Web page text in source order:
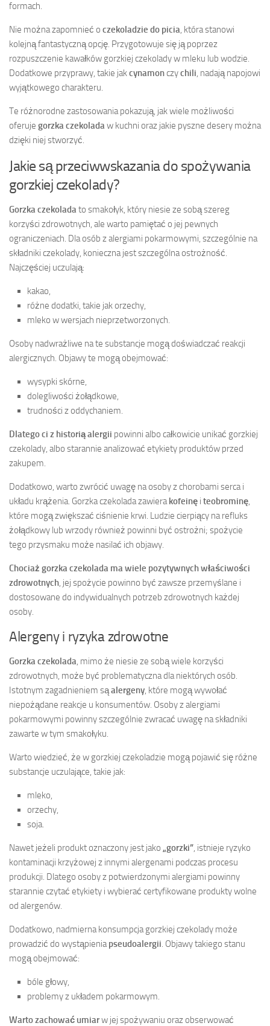
formach.
Nie można zapomnieć o czekoladzie do picia , która stanowi
kolejną fantastyczną opcję. Przygotowuje się ją poprzez
rozpuszczenie kawałków gorzkiej czekolady w mleku lub wodzie.
Dodatkowe przyprawy, takie jakcynamonczychili , nadają napojowi
wyjątkowego charakteru.
Te różnorodne zastosowania pokazują, jak wiele możliwości
oferuje gorzka czekolada w kuchni oraz jakie pyszne desery można
dzięki niej stworzyć.
Jakie są przeciwwskazania do spożywania
gorzkiej czekolady?
Gorzka czekolada to smakołyk, który niesie ze sobą szereg
korzyści zdrowotnych, ale warto pamiętać o jej pewnych
ograniczeniach. Dla osób z alergiami pokarmowymi, szczególnie na
składniki czekolady, konieczna jest szczególna ostrożność.
Najczęściej uczulają:
kakao,
różne dodatki, takie jak orzechy,
mleko w wersjach nieprzetworzonych.
Osoby nadwrażliwe na te substancje mogą doświadczać reakcji
alergicznych. Objawy te mogą obejmować:
wysypki skórne,
dolegliwości żołądkowe,
trudności z oddychaniem.
Dlatego ci z historią alergii powinni albo całkowicie unikać gorzkiej
czekolady, albo starannie analizować etykiety produktów przed
zakupem.
Dodatkowo, warto zwrócić uwagę na osoby z chorobami serca i
układu krążenia. Gorzka czekolada zawiera kofeinę i teobrominę
które mogą zwiększać ciśnienie krwi. Ludzie cierpiący na refluks
żołądkowy lub wrzody również powinni być ostrożni; spożycie
tego przysmaku może nasilać ich objawy.
Chociaż gorzka czekolada ma wiele pozytywnych właściwości
zdrowotnych , jej spożycie powinno być zawsze przemyślane i
dostosowane do indywidualnych potrzeb zdrowotnych każdej
osoby.
Alergeny i ryzyka zdrowotne
Gorzka czekolada , mimo że niesie ze sobą wiele korzyści
zdrowotnych, może być problematyczna dla niektórych osób.
Istotnym zagadnieniem sąalergeny , które mogą wywołać
niepożądane reakcje u konsumentów. Osoby z alergiami
pokarmowymi powinny szczególnie zwracać uwagę na składniki
zawarte w tym smakołyku.
Warto wiedzieć, że w gorzkiej czekoladzie mogą pojawić się różne
substancje uczulające, takie jak:
mleko,
orzechy,
soja.
Nawet jeżeli produkt oznaczony jest jako „gorzki” , istnieje ryzyko
kontaminacji krzyżowej z innymi alergenami podczas procesu
produkcji. Dlatego osoby z potwierdzonymi alergiami powinny
starannie czytać etykiety i wybierać certyfikowane produkty wolne
od alergenów.
Dodatkowo, nadmierna konsumpcja gorzkiej czekolady może
prowadzić do wystąpienia pseudoalergii . Objawy takiego stanu
mogą obejmować:
bóle głowy,
problemy z układem pokarmowym.
Warto zachować umiarw jej spożywaniu oraz obserwować